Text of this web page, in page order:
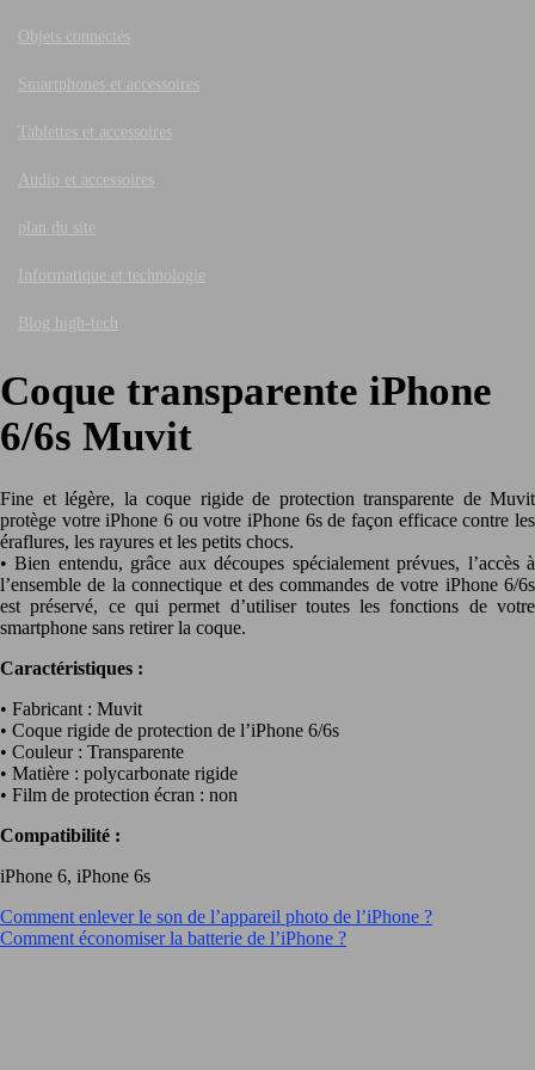
Objets connectés
Smartphones et accessoires
Tablettes et accessoires
Audio et accessoires
plan du site
Informatique et technologie
Blog high-tech
Coque transparente iPhone
6/6s Muvit
Fine et légère, la coque rigide de protection transparente de Muvit
protège votre iPhone 6 ou votre iPhone 6s de façon efficace contre les
éraflures, les rayures et les petits chocs.
• Bien entendu, grâce aux découpes spécialement prévues, l’accès à
l’ensemble de la connectique et des commandes de votre iPhone 6/6s
est préservé, ce qui permet d’utiliser toutes les fonctions de votre
smartphone sans retirer la coque.
Caractéristiques :
• Fabricant : Muvit
• Coque rigide de protection de l’iPhone 6/6s
• Couleur : Transparente
• Matière : polycarbonate rigide
• Film de protection écran : non
Compatibilité :
iPhone 6, iPhone 6s
Comment enlever le son de l’appareil photo de l’iPhone ?
Comment économiser la batterie de l’iPhone ?